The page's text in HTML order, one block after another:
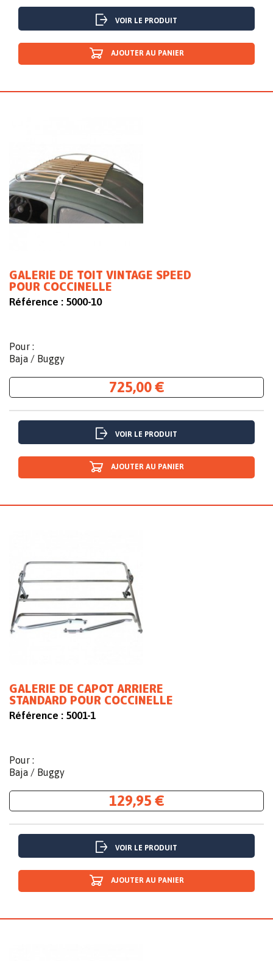
VOIR LE PRODUIT
AJOUTER AU PANIER
GALERIE DE TOIT VINTAGE SPEED
POUR COCCINELLE
Référence : 5000-10
Pour :
Baja / Buggy
725,00 €
VOIR LE PRODUIT
AJOUTER AU PANIER
GALERIE DE CAPOT ARRIERE
STANDARD POUR COCCINELLE
Référence : 5001-1
Pour :
Baja / Buggy
129,95 €
VOIR LE PRODUIT
AJOUTER AU PANIER